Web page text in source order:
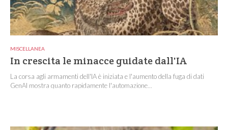
MISCELLANEA
In crescita le minacce guidate dall'IA
La corsa agli armamenti dell'IA è iniziata e l'aumento della fuga di dati
GenAI mostra quanto rapidamente l'automazione...